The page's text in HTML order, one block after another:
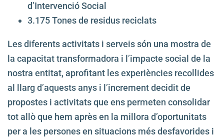
d’Intervenció Social
3.175 Tones de residus reciclats
Les diferents activitats i serveis són una mostra de
la capacitat transformadora i l’impacte social de la
nostra entitat, aprofitant les experiències recollides
al llarg d’aquests anys i l’increment decidit de
propostes i activitats que ens permeten consolidar
tot allò que hem après en la millora d’oportunitats
per a les persones en situacions més desfavorides i